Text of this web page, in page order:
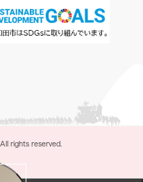
rights reserved.